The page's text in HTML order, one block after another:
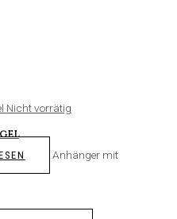
Nicht vorrätig
Anhänger mit